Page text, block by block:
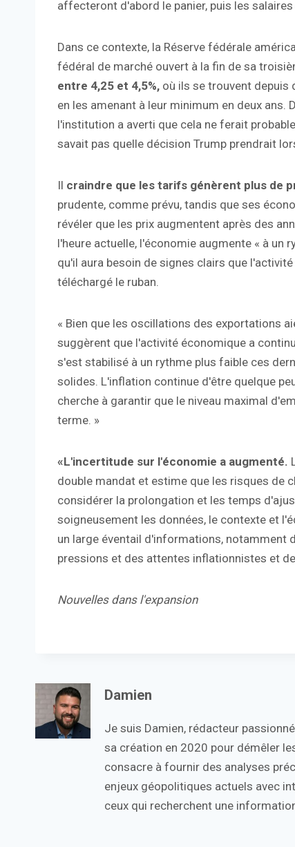
affecteront d'abord le panier, puis les
Dans ce contexte, la Réserve fédérale
fédéral de marché ouvert à la fin de sa
entre 4,25 et 4,5%, où ils se trouvent depuis
en les amenant à leur minimum en deux
l'institution a averti que cela ne ferait
savait pas quelle décision Trump prendrait
Il craindre que les tarifs génèrent plus de
prudente, comme prévu, tandis que ses
révéler que les prix augmentent après des
l'heure actuelle, l'économie augmente « à un
qu'il aura besoin de signes clairs que
téléchargé le ruban.
« Bien que les oscillations des exportations
suggèrent que l'activité économique a
s'est stabilisé à un rythme plus faible ces
solides. L'inflation continue d'être quelque
cherche à garantir que le niveau maximal
terme. »
«L'incertitude sur l'économie a augmenté.
double mandat et estime que les risques de
considérer la prolongation et les temps
soigneusement les données, le contexte et
un large éventail d'informations, notamment
pressions et des attentes inflationnistes et
Nouvelles dans l'expansion
Damien
Je suis Damien, rédacteur
sa création en 2020 pour démêler
consacre à fournir des analyses
enjeux géopolitiques actuels avec
ceux qui recherchent une